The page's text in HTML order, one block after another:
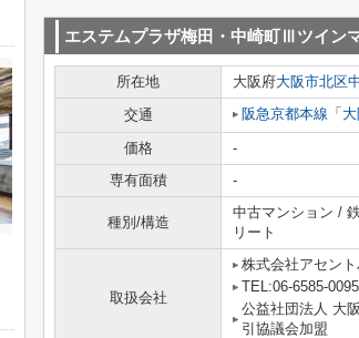
エステムプラザ梅田・中崎町Ⅲツイン
所在地 大阪府大阪市北区
交通
阪急京都本線 「
価格 -
専有面積
-
種別/構造
中古マンション /
リート
取扱会社
株式会社アセン
TEL:06-6585-0095
公益社団法人 大
引協議会加盟